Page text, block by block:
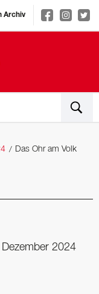
Archiv
Das Ohr am Volk
2024